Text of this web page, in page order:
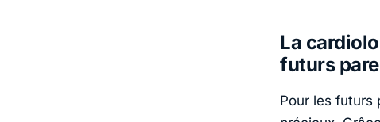
La
futurs
Pour les futurs